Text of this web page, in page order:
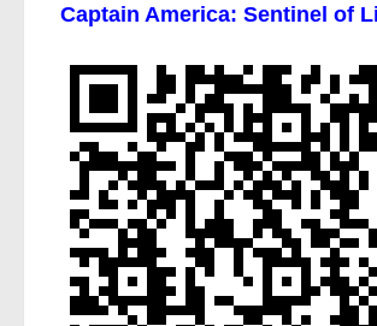
Captain America: Sentinel of